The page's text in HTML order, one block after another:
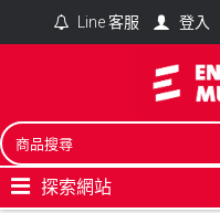
Line 客服 登入
探索網站